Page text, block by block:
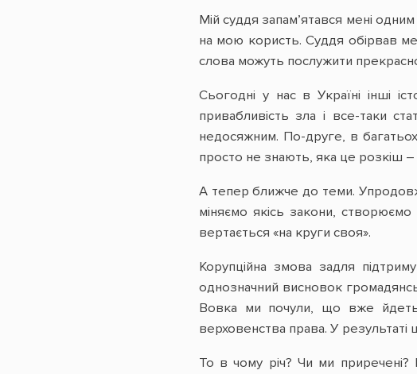
Мій суддя запам’ятався мені
на мою користь. Суддя обірвав
слова можуть послужити
Сьогодні у нас в Україні інші
привабливість зла і все-таки
недосяжним. По-друге, в
просто не знають, яка це розкіш –
А тепер ближче до теми. Упродовж
міняємо якісь закони,
вертається «на круги своя».
Корупційна змова задля
однозначний висновок
Вовка ми почули, що вже
верховенства права. У
То в чому річ? Чи ми